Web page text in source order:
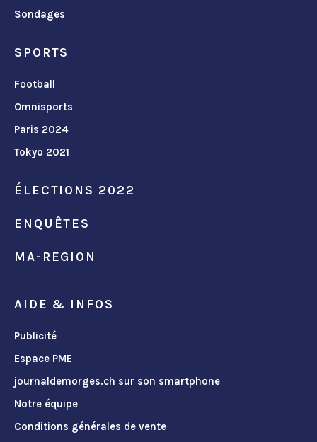
Sondages
SPORTS
Football
Omnisports
Paris 2024
Tokyo 2021
ÉLECTIONS 2022
ENQUÊTES
MA-REGION
AIDE & INFOS
Publicité
Espace PME
journaldemorges.ch sur son smartphone
Notre équipe
Conditions générales de vente